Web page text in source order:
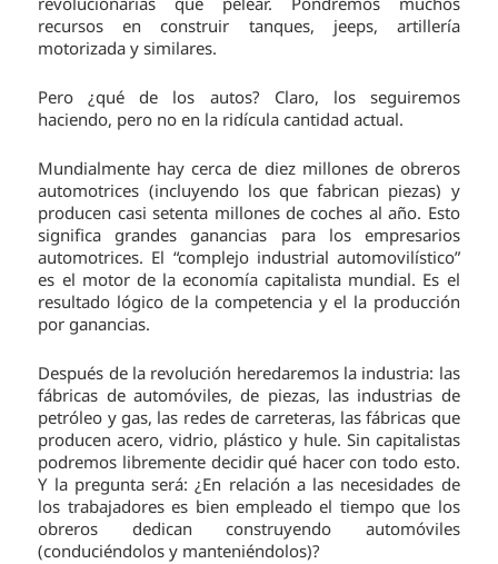
recursos en construir tanques, jeeps, artillería
motorizada y similares.
Pero ¿qué de los autos? Claro, los seguiremos
haciendo, pero no en la ridícula cantidad actual.
Mundialmente hay cerca de diez millones de obreros
automotrices (incluyendo los que fabrican piezas) y
producen casi setenta millones de coches al año. Esto
significa grandes ganancias para los empresarios
automotrices. El “complejo industrial automovilístico”
es el motor de la economía capitalista mundial. Es el
resultado lógico de la competencia y el la producción
por ganancias.
Después de la revolución heredaremos la industria: las
fábricas de automóviles, de piezas, las industrias de
petróleo y gas, las redes de carreteras, las fábricas que
producen acero, vidrio, plástico y hule. Sin capitalistas
podremos libremente decidir qué hacer con todo esto.
Y la pregunta será: ¿En relación a las necesidades de
los trabajadores es bien empleado el tiempo que los
obreros dedican construyendo automóviles
(conduciéndolos y manteniéndolos)?